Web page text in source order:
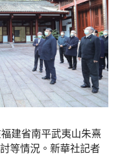
建省南平武夷山朱熹
等情況。新華社記者